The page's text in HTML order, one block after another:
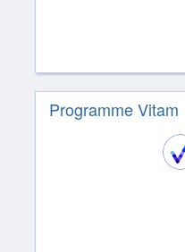
Programme Vitam